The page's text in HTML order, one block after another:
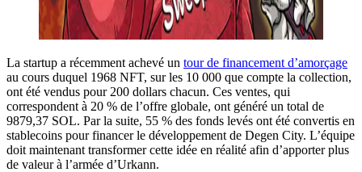
La startup a récemment achevé un tour de financement d’amorçage
au cours duquel 1968 NFT, sur les 10 000 que compte la collection,
ont été vendus pour 200 dollars chacun. Ces ventes, qui
correspondent à 20 % de l’offre globale, ont généré un total de
9879,37 SOL. Par la suite, 55 % des fonds levés ont été convertis en
stablecoins pour financer le développement de Degen City. L’équipe
doit maintenant transformer cette idée en réalité afin d’apporter plus
de valeur à l’armée d’Urkann.